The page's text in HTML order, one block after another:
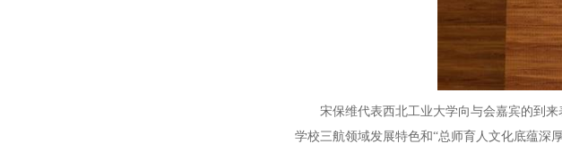
宋保维代表西北工业大学向与会嘉宾的到来
学校三航领域发展特色和“总师育人文化底蕴深